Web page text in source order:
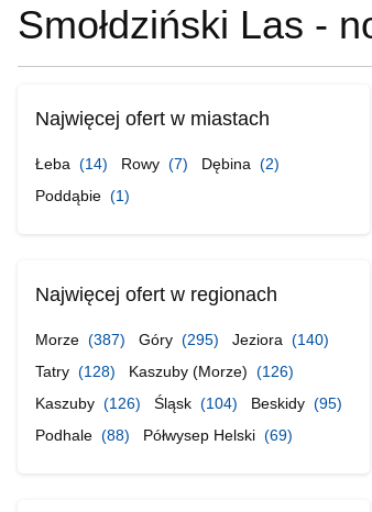
Smołdziński Las -
Najwięcej ofert w miastach
Łeba (14) Rowy (7) Dębina (2)
Poddąbie (1)
Najwięcej ofert w regionach
Morze (387) Góry (295) Jeziora (140)
Tatry (128) Kaszuby (Morze) (126)
Kaszuby (126) Śląsk (104) Beskidy (95)
Podhale (88) Półwysep Helski (69)